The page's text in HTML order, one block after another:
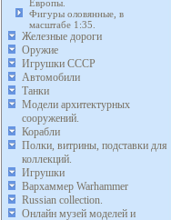
Европы.
Фигуры оловянные, в
масштабе 1:35.
Железные дороги
Оружие
Игрушки СССР
Автомобили
Танки
Модели архитектурных
сооружений.
Корабли
Полки, витрины, подставки для
коллекций.
Игрушки
Вархаммер Warhammer
Russian collection.
Онлайн музей моделей и